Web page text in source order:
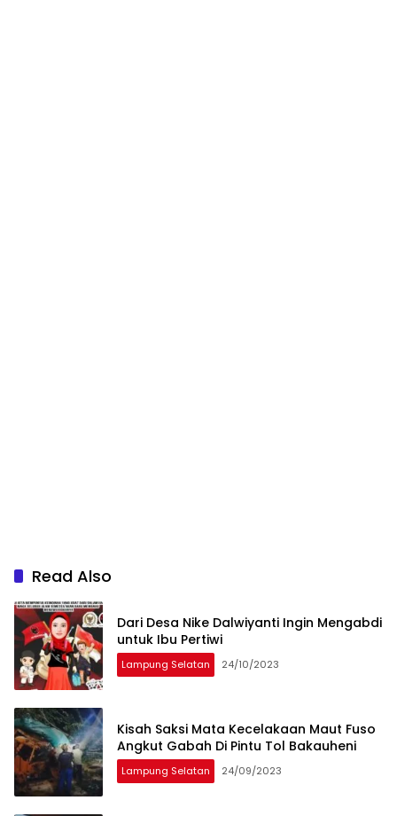
Read Also
Dari Desa Nike Dalwiyanti Ingin Mengabdi
untuk Ibu Pertiwi
Lampung Selatan 24/10/2023
Kisah Saksi Mata Kecelakaan Maut Fuso
Angkut Gabah Di Pintu Tol Bakauheni
Lampung Selatan 24/09/2023